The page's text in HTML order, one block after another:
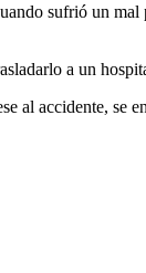
sufrió un
a un
al accidente, se